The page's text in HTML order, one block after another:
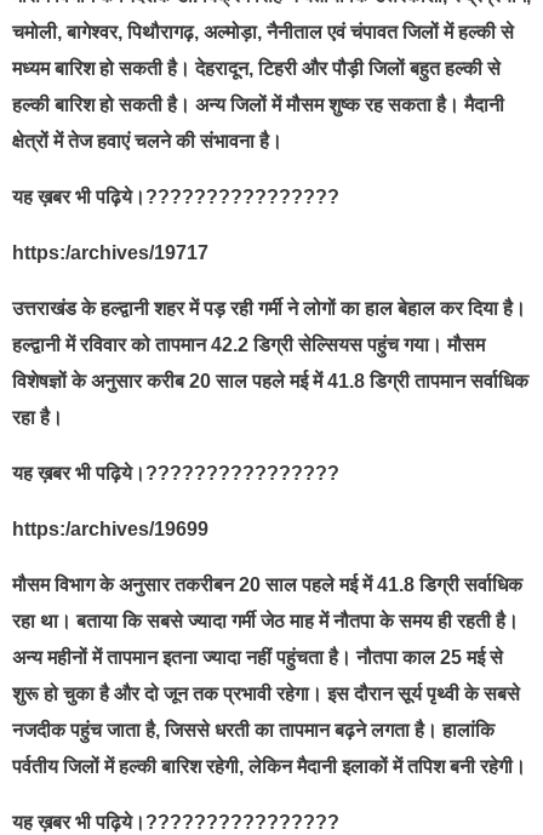
चमोली, बागेश्वर, पिथौरागढ़, अल्मोड़ा, नैनीताल एवं चंपावत जिलों में हल्की से
मध्यम बारिश हो सकती है। देहरादून, टिहरी और पौड़ी जिलों बहुत हल्की से
हल्की बारिश हो सकती है। अन्य जिलों में मौसम शुष्क रह सकता है। मैदानी
क्षेत्रों में तेज हवाएं चलने की संभावना है।
यह ख़बर भी पढ़िये।????????????????
https:/archives/19717
उत्तराखंड के हल्द्वानी शहर में पड़ रही गर्मी ने लोगों का हाल बेहाल कर दिया है।
हल्द्वानी में रविवार को तापमान 42.2 डिग्री सेल्सियस पहुंच गया। मौसम
विशेषज्ञों के अनुसार करीब 20 साल पहले मई में 41.8 डिग्री तापमान सर्वाधिक
रहा है।
यह ख़बर भी पढ़िये।????????????????
https:/archives/19699
मौसम विभाग के अनुसार तकरीबन 20 साल पहले मई में 41.8 डिग्री सर्वाधिक
रहा था। बताया कि सबसे ज्यादा गर्मी जेठ माह में नौतपा के समय ही रहती है।
अन्य महीनों में तापमान इतना ज्यादा नहीं पहुंचता है। नौतपा काल 25 मई से
शुरू हो चुका है और दो जून तक प्रभावी रहेगा। इस दौरान सूर्य पृथ्वी के सबसे
नजदीक पहुंच जाता है, जिससे धरती का तापमान बढ़ने लगता है। हालांकि
पर्वतीय जिलों में हल्की बारिश रहेगी, लेकिन मैदानी इलाकों में तपिश बनी रहेगी।
यह ख़बर भी पढ़िये।????????????????